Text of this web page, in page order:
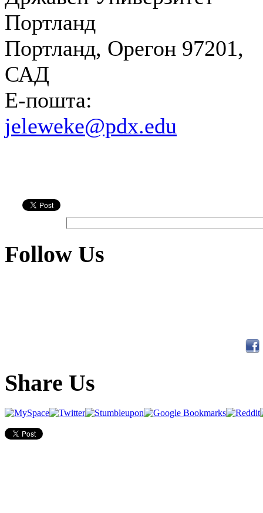
Портланд
Портланд, Орегон 97201,
САД
Е-пошта:
jeleweke@pdx.edu
Follow Us
Share Us